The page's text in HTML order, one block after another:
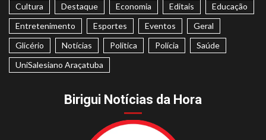
Cultura
Destaque Economia Editais
Educação
Entretenimento
Esportes Eventos
Geral
Glicério
Notícias Politica Polícia
Saúde
UniSalesiano Araçatuba
Birigui Notícias da Hora